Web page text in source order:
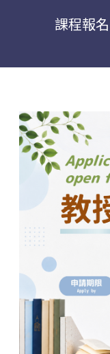
課程報名